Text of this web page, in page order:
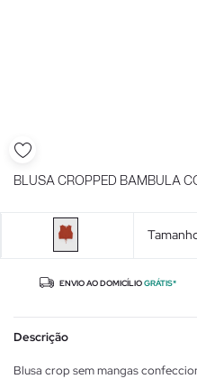
BLUSA CROPPED BAMBULA
ENVIO AO DOMICÍLIOGRÁTIS*
Descrição
Blusa crop sem mangas